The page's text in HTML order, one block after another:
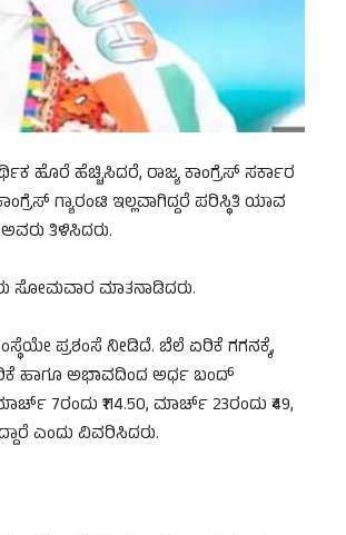
ಹೊರೆ ಹೆಚ್ಚಿಸಿದರೆ, ರಾಜ್ಯ ಕಾಂಗ್ರೆಸ್ ಸರ್ಕಾರ
ಗ್ಯಾರಂಟಿ ಇಲ್ಲವಾಗಿದ್ದರೆ ಪರಿಸ್ಥಿತಿ ಯಾವ
ತಿಳಿಸಿದರು.
ಸೋಮವಾರ ಮಾತನಾಡಿದರು.
ಪ್ರಶಂಸೆ ನೀಡಿದೆ. ಬೆಲೆ ಏರಿಕೆ ಗಗನಕ್ಕೆ,
ಹಾಗೂ ಅಭಾವದಿಂದ ಅರ್ಧ ಬಂದ್
7ರಂದು ₹114.50, ಮಾರ್ಚ್ 23ರಂದು ₹49,
ಎಂದು ವಿವರಿಸಿದರು.